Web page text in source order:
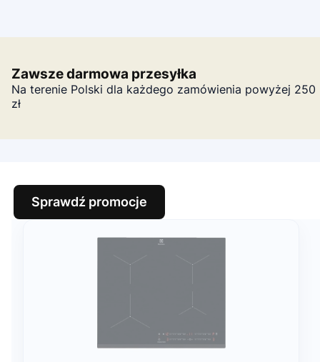
Zawsze darmowa przesyłka
Na terenie Polski dla każdego zamówienia powyżej 250
zł
Sprawdź promocje